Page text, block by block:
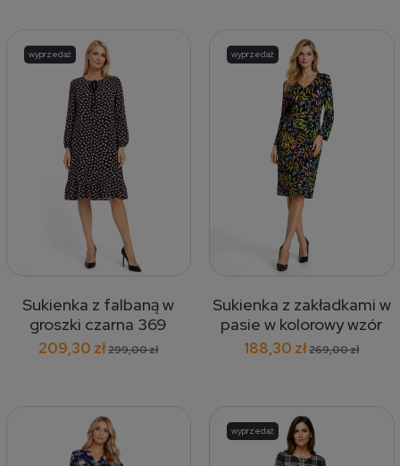
Sukienka z falbaną w
groszki czarna 369
209,30 zł299,00 zł
wyprzedaż
Sukienka z zakładkami w
pasie w kolorowy wzór
375
188,30 zł269,00 zł
wyprzedaż
wyprzedaż